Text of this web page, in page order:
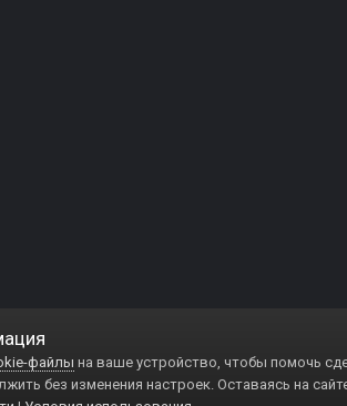
файлы на ваше устройство, чтобы помочь
без изменения настроек. Оставаясь на